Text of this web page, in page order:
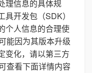
理信息的具体规
开发包（SDK）
个人信息的合理使
能因为其版本升级
变化，请以第三方
查看下面详情内容